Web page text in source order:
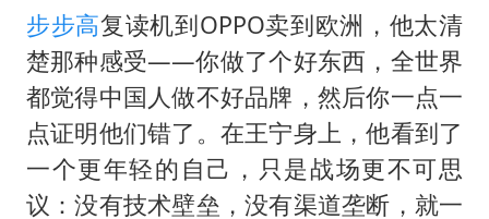
步步高复读机到OPPO卖到欧洲，他太清
楚那种感受——你做了个好东西，全世界
都觉得中国人做不好品牌，然后你一点一
点证明他们错了。在王宁身上，他看到了
一个更年轻的自己，只是战场更不可思
议：没有技术壁垒，没有渠道垄断，就一